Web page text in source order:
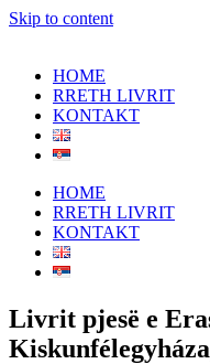
Skip to content
HOME
RRETH LIVRIT
KONTAKT
HOME
RRETH LIVRIT
KONTAKT
Livrit pjesë e